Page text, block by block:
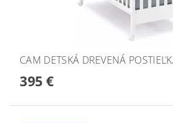
CAM DETSKÁ DREVENÁ
395 €